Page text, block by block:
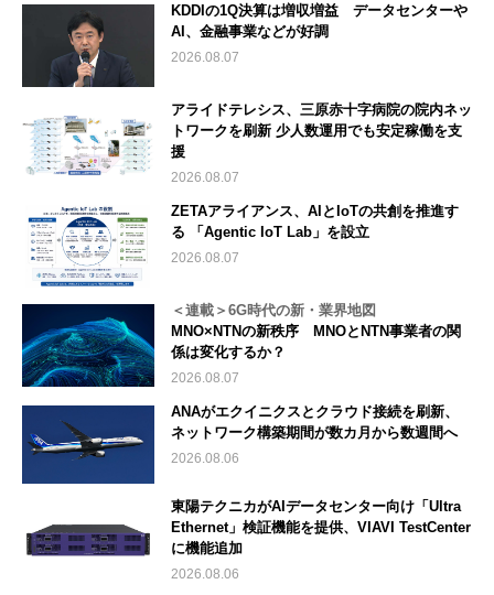
KDDIの1Q決算は増収増益 データセンターや
AI、金融事業などが好調
2026.08.07
アライドテレシス、三原赤十字病院の院内ネッ
トワークを刷新 少人数運用でも安定稼働を支
援
2026.08.07
ZETAアライアンス、AIとIoTの共創を推進す
る 「Agentic IoT Lab」を設立
2026.08.07
＜連載＞6G時代の新・業界地図
MNO×NTNの新秩序 MNOとNTN事業者の関
係は変化するか？
2026.08.07
ANAがエクイニクスとクラウド接続を刷新、
ネットワーク構築期間が数カ月から数週間へ
2026.08.06
東陽テクニカがAIデータセンター向け「Ultra
Ethernet」検証機能を提供、VIAVI TestCenter
に機能追加
2026.08.06